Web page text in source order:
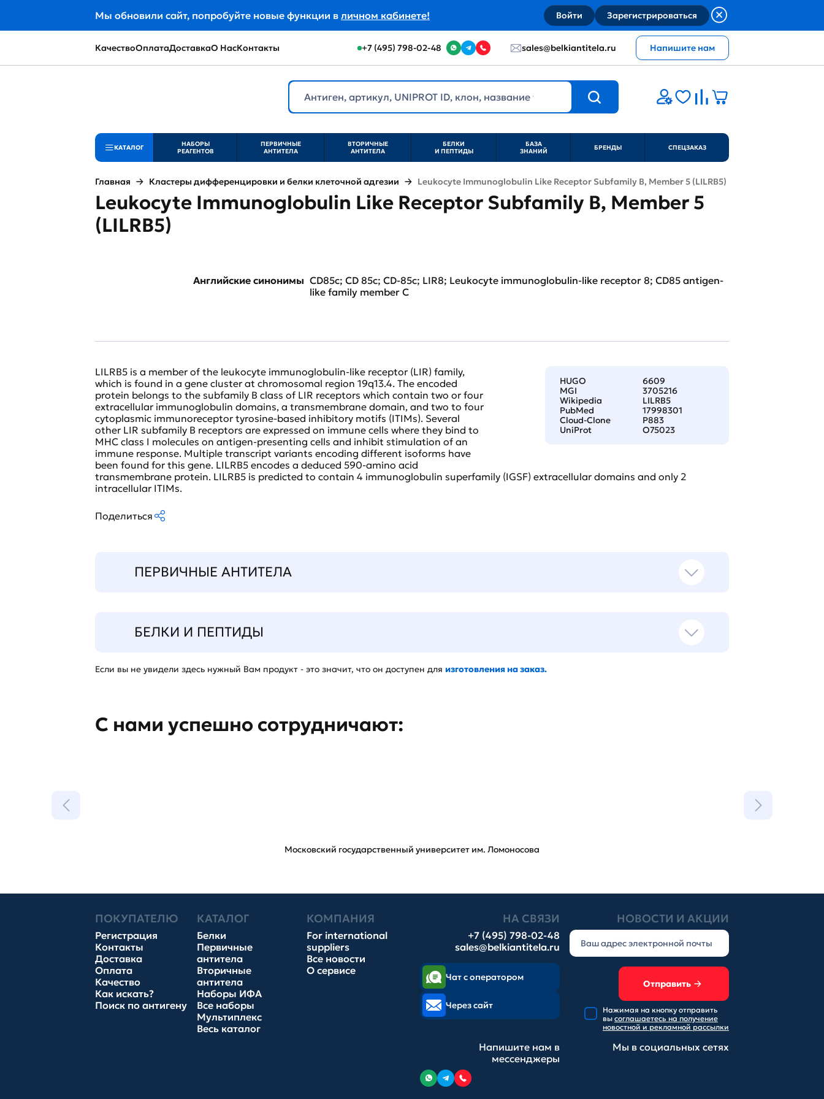
Мы обновили сайт, попробуйте новые функции в личном кабинете! Войти Зарегистрироваться
КачествоОплатаДоставкаО НасКонтакты +7 (495) 798-02-48 sales@belkiantitela.ru Напишите нам
КАТАЛОГ
НАБОРЫ
РЕАГЕНТОВ
ПЕРВИЧНЫЕ
АНТИТЕЛА
ВТОРИЧНЫЕ
АНТИТЕЛА
БЕЛКИ
И ПЕПТИДЫ
БАЗА
ЗНАНИЙ
БРЕНДЫ СПЕЦЗАКАЗ
Главная Кластеры дифференцировки и белки клеточной адгезии Leukocyte Immunoglobulin Like Receptor Subfamily B, Member 5 (LILRB5)
Leukocyte Immunoglobulin Like Receptor Subfamily B, Member 5
(LILRB5)
Английские синонимы CD85c; CD 85c; CD-85c; LIR8; Leukocyte immunoglobulin-like receptor 8; CD85 antigen-
like family member C
HUGO
6609
MGI
3705216
Wikipedia
LILRB5
PubMed
17998301
Cloud-Clone
P883
UniProt
O75023
LILRB5 is a member of the leukocyte immunoglobulin-like receptor (LIR) family,
which is found in a gene cluster at chromosomal region 19q13.4. The encoded
protein belongs to the subfamily B class of LIR receptors which contain two or four
extracellular immunoglobulin domains, a transmembrane domain, and two to four
cytoplasmic immunoreceptor tyrosine-based inhibitory motifs (ITIMs). Several
other LIR subfamily B receptors are expressed on immune cells where they bind to
MHC class I molecules on antigen-presenting cells and inhibit stimulation of an
immune response. Multiple transcript variants encoding different isoforms have
been found for this gene. LILRB5 encodes a deduced 590-amino acid
transmembrane protein. LILRB5 is predicted to contain 4 immunoglobulin superfamily (IGSF) extracellular domains and only 2
intracellular ITIMs.
Поделиться
ПЕРВИЧНЫЕ АНТИТЕЛА
БЕЛКИ И ПЕПТИДЫ
Если вы не увидели здесь нужный Вам продукт - это значит, что он доступен для изготовления на заказ.
С нами успешно сотрудничают:
Московский государственный университет им. Ломоносова
ПОКУПАТЕЛЮ
Регистрация
Контакты
Доставка
Оплата
Качество
Как искать?
Поиск по антигену
КАТАЛОГ
Белки
Первичные
антитела
Вторичные
антитела
Наборы ИФА
Все наборы
Мультиплекс
Весь каталог
КОМПАНИЯ
For international
suppliers
Все новости
О сервисе
НА СВЯЗИ
+7 (495) 798-02-48
sales@belkiantitela.ru
НОВОСТИ И АКЦИИ
Отправить
Нажимая на кнопку отправить
вы соглашаетесь на получение
новостной и рекламной рассылки
Чат с оператором
Через сайт
Напишите нам в
мессенджеры
Мы в социальных сетях